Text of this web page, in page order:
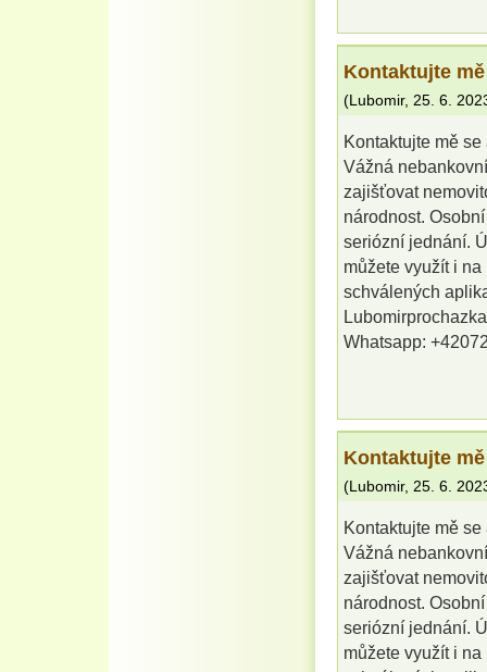
Kontaktujte
(Lubomir, 25. 6.
Kontaktujte mě
Vážná
zajišťovat
národnost.
seriózní jednání.
můžete využít i
schválených
Whatsapp:
Kontaktujte
(Lubomir, 25. 6.
Kontaktujte mě
Vážná
zajišťovat
národnost.
seriózní jednání.
můžete využít i